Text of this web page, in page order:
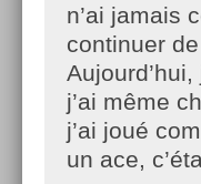
n’ai jamais
continuer
j’ai même
j’ai joué
un ace,